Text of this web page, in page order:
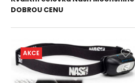
DOBROU CENU
AKCE